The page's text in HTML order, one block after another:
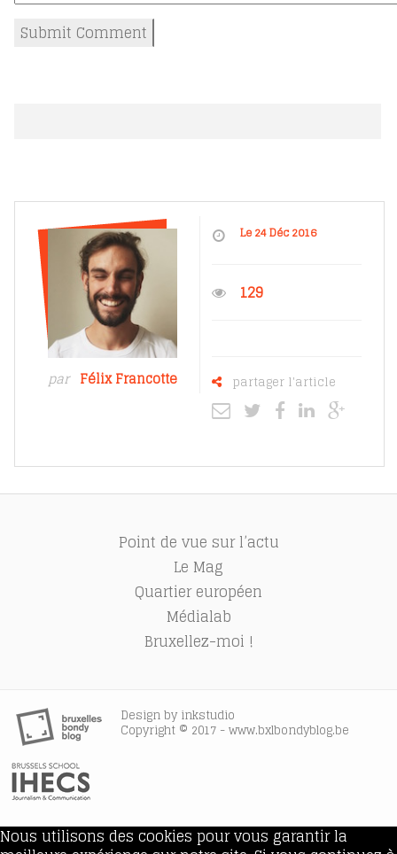
par Félix Francotte
Le 24 Déc 2016
129
partager l'article
Point de vue sur l’actu
Le Mag
Quartier européen
Médialab
Bruxellez-moi !
Design by inkstudio
Copyright © 2017 - www.bxlbondyblog.be
Nous utilisons des cookies pour vous garantir la